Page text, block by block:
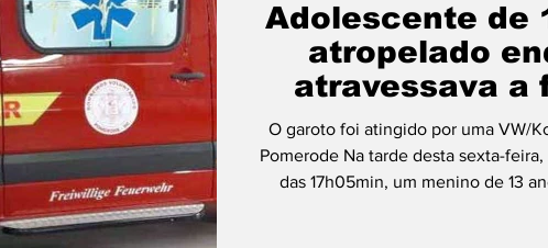
Adolescente de
atropelado
atravessava a
pedestres em
O garoto foi atingido por uma VW/
Pomerode Na tarde desta sexta-
das 17h05min, um menino de 13